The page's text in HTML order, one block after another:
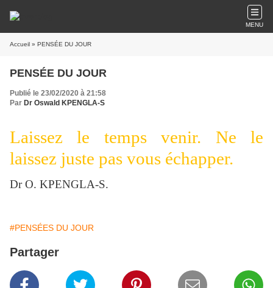
MENU
Accueil » PENSÉE DU JOUR
PENSÉE DU JOUR
Publié le 23/02/2020 à 21:58
Par Dr Oswald KPENGLA-S
Laissez le temps venir. Ne le
laissez juste pas vous échapper.
Dr O. KPENGLA-S.
#PENSÉES DU JOUR
Partager